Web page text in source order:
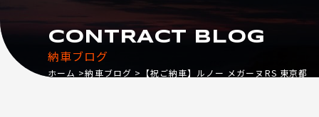
納車ブログ
CONTRACT BLOG
ホーム 納車ブログ 【祝ご納車】ルノー メガーヌRS 東京都